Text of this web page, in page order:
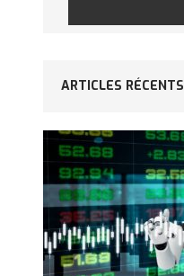
ARTICLES RÉCENTS